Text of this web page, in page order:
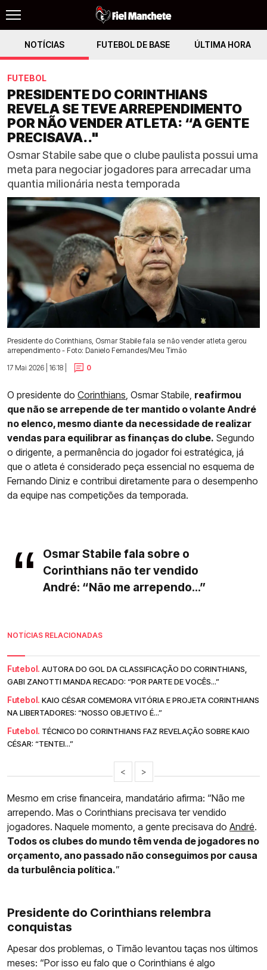
NOTÍCIAS FUTEBOL DE BASE ÚLTIMA HORA
FUTEBOL
PRESIDENTE DO CORINTHIANS
REVELA SE TEVE ARREPENDIMENTO
POR NÃO VENDER ATLETA: “A GENTE
PRECISAVA.."
Osmar Stabile sabe que o clube paulista possui uma
meta para negociar jogadores para arrecadar uma
quantia milionária nesta temporada
Presidente do Corinthians, Osmar Stabile fala se não vender atleta gerou
arrependimento - Foto: Danielo Fernandes/Meu Timão
17 Mai 2026 | 16:18 |
0
O presidente do Corinthians, Osmar Stabile, reafirmou
que não se arrepende de ter mantido o volante André
no elenco, mesmo diante da necessidade de realizar
vendas para equilibrar as finanças do clube. Segundo
o dirigente, a permanência do jogador foi estratégica, já
que o atleta é considerado peça essencial no esquema de
Fernando Diniz e contribui diretamente para o desempenho
da equipe nas competições da temporada.
Osmar Stabile fala sobre o
Corinthians não ter vendido
André: “Não me arrependo...”
NOTÍCIAS RELACIONADAS
Futebol. AUTORA DO GOL DA CLASSIFICAÇÃO DO CORINTHIANS,
GABI ZANOTTI MANDA RECADO: “POR PARTE DE VOCÊS...”
Futebol. KAIO CÉSAR COMEMORA VITÓRIA E PROJETA CORINTHIANS
NA LIBERTADORES: “NOSSO OBJETIVO É...”
Futebol. TÉCNICO DO CORINTHIANS FAZ REVELAÇÃO SOBRE KAIO
CÉSAR: “TENTEI...”
< >
Mesmo em crise financeira, mandatário afirma: “Não me
arrependo. Mas o Corinthians precisava ter vendido
jogadores. Naquele momento, a gente precisava do André.
Todos os clubes do mundo têm venda de jogadores no
orçamento, ano passado não conseguimos por causa
da turbulência política.”
Presidente do Corinthians relembra
conquistas
Apesar dos problemas, o Timão levantou taças nos últimos
meses: “Por isso eu falo que o Corinthians é algo